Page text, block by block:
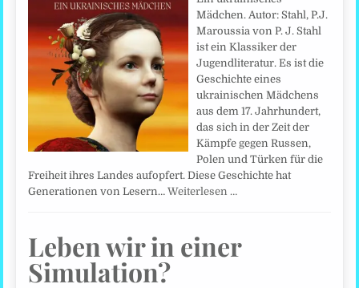
Mädchen. Autor: Stahl, P.J.
Maroussia von P. J. Stahl
ist ein Klassiker der
Jugendliteratur. Es ist die
Geschichte eines
ukrainischen Mädchens
aus dem 17. Jahrhundert,
das sich in der Zeit der
Kämpfe gegen Russen,
Polen und Türken für die
Freiheit ihres Landes aufopfert. Diese Geschichte hat
Generationen von Lesern…Weiterlesen …
Leben wir in einer
Simulation?